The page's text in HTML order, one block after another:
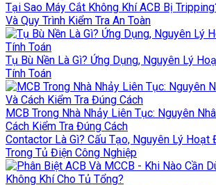
Tại Sao Máy Cắt Không Khí ACB Bị
Và Quy Trình Kiểm Tra An Toàn
Tụ Bù Nền Là Gì? Ứng Dụng, Nguyên Lý
Tính Toán
MCB Trong Nhà Nhảy Liên Tục: Nguyên
Cách Kiểm Tra Đúng Cách
Contactor Là Gì? Cấu Tạo, Nguyên Lý Hoạt
Trong Tủ Điện Công Nghiệp